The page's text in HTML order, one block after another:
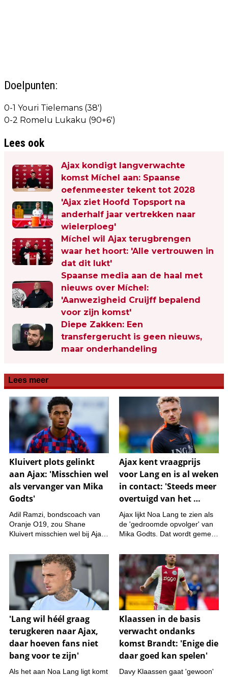
Doelpunten:
0-1 Youri Tielemans (38')
0-2 Romelu Lukaku (90+6')
Lees ook
Ajax kondigt langverwachte
komst Míchel aan: Spaanse
oefenmeester tekent tot 2028
'Ajax ziet Hoofd Topsport na
anderhalf jaar vertrekken naar
wielerploeg'
Míchel wil Ajax terugbrengen
waar het hoort: 'Alle vertrouwen in
dat dit lukt'
Spaanse media aan de haal met
nieuws over Míchel:
'Aanwezigheid Cruijff bepalend
voor zijn komst'
Diepe Zakken: Een
transfergerucht is geen nieuws,
maar onderhandeling